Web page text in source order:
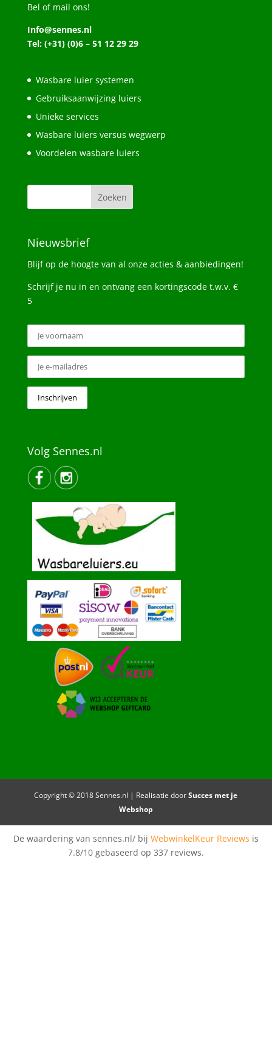
Bel of mail ons!
Info@sennes.nl
Tel: (+31) (0)6 – 51 12 29 29
Wasbare luier systemen
Gebruiksaanwijzing luiers
Unieke services
Wasbare luiers versus wegwerp
Voordelen wasbare luiers
Nieuwsbrief
Blijf op de hoogte van al onze acties & aanbiedingen!
Schrijf je nu in en ontvang een kortingscode t.w.v. €
5
Volg Sennes.nl
Copyright © 2018 Sennes.nl | Realisatie doorSucces met je
Webshop
De waardering van sennes.nl/ bij WebwinkelKeur Reviews is
7.8/10 gebaseerd op 337 reviews.